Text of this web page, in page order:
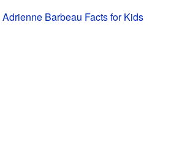
Adrienne Barbeau Facts for Kids